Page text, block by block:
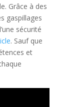
Grâce à des
gaspillages
sécurité
. Sauf que
et